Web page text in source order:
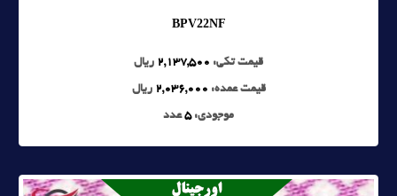
BPV22NF
قیمت تکی: 2,137,500 ریال
قیمت عمده: 2,036,000 ریال
موجودی:5عدد